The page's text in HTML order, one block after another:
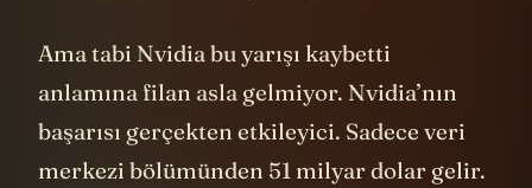
Ama tabi Nvidia bu yarışı kaybetti
anlamına filan asla gelmiyor. Nvidia’nın
başarısı gerçekten etkileyici. Sadece veri
merkezi bölümünden 51 milyar dolar gelir.